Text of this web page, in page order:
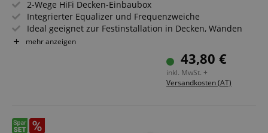
2-Wege HiFi Decken-Einbaubox
Integrierter Equalizer und Frequenzweiche
Ideal geeignet zur Festinstallation in Decken, Wänden
und Fahrzeugen
Belastbarkeit: 40/80/160 Watt (RMS/Musikleistung/Peak)
5,25" (133 mm) Gewebe-Woofer, 0,75" (19 mm) Titanium-
mehr anzeigen
43,80 €
inkl. MwSt. +
Versandkosten (AT)